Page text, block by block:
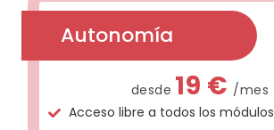
Autonomía
desde 19 €/mes
Acceso libre a todos los módulos